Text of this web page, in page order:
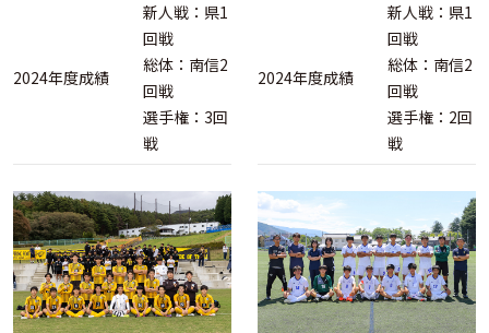
2024年度成績
新人戦：県1
回戦
総体：南信2
回戦
選手権：3回
戦
2024年度成績
新人戦：県1
回戦
総体：南信2
回戦
選手権：2回
戦